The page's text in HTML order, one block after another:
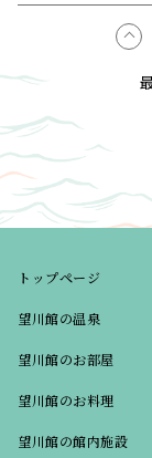
トップページ
望川館の温泉
望川館のお部屋
望川館のお料理
望川館の館内施設